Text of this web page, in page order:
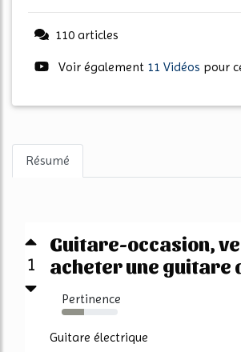
110 articles
Voir également 11 Vidéos pour
Résumé
1
Guitare-occasion,
acheter une guitare
Pertinence
40%
Guitare électrique